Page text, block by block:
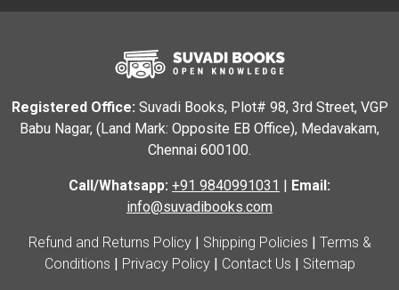
Registered Office: Suvadi Books, Plot# 98, 3rd Street, VGP
Babu Nagar, (Land Mark: Opposite EB Office), Medavakam,
Chennai 600100.
Call/Whatsapp: +91 9840991031 | Email:
info@suvadibooks.com
Refund and Returns Policy| Shipping Policies | Terms &
Conditions | Privacy Policy| Contact Us | Sitemap